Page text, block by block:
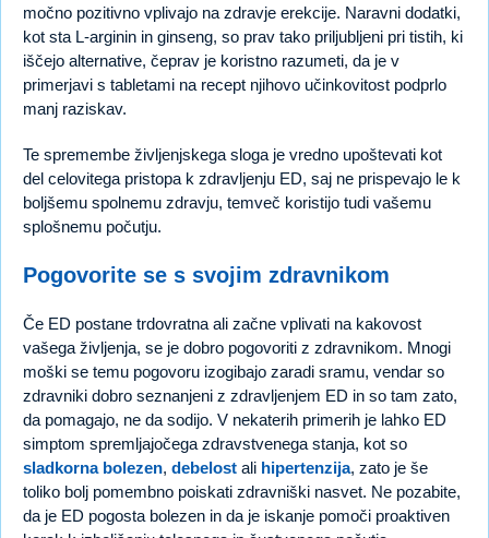
močno pozitivno vplivajo na zdravje erekcije. Naravni dodatki,
kot sta L-arginin in ginseng, so prav tako priljubljeni pri tistih, ki
iščejo alternative, čeprav je koristno razumeti, da je v
primerjavi s tabletami na recept njihovo učinkovitost podprlo
manj raziskav.
Te spremembe življenjskega sloga je vredno upoštevati kot
del celovitega pristopa k zdravljenju ED, saj ne prispevajo le k
boljšemu spolnemu zdravju, temveč koristijo tudi vašemu
splošnemu počutju.
Pogovorite se s svojim zdravnikom
Če ED postane trdovratna ali začne vplivati na kakovost
vašega življenja, se je dobro pogovoriti z zdravnikom. Mnogi
moški se temu pogovoru izogibajo zaradi sramu, vendar so
zdravniki dobro seznanjeni z zdravljenjem ED in so tam zato,
da pomagajo, ne da sodijo. V nekaterih primerih je lahko ED
simptom spremljajočega zdravstvenega stanja, kot so
sladkorna bolezen, debelost ali hipertenzija, zato je še
toliko bolj pomembno poiskati zdravniški nasvet. Ne pozabite,
da je ED pogosta bolezen in da je iskanje pomoči proaktiven